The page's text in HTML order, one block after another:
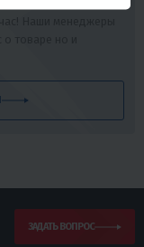
ЗАДАТЬ ВОПРОС